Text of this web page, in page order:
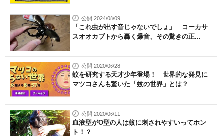
公開 2024/08/09
「これ虫が出す音じゃないでしょ」 コーカサ
スオオカブトから轟く爆音、その驚きの正...
公開 2020/06/28
蚊を研究する天才少年登場！ 世界的な発見に
マツコさんも驚いた「蚊の世界」とは？
公開 2020/06/11
血液型がO型の人は蚊に刺されやすいってホン
ト！？